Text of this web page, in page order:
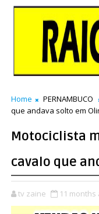
Home PERNAMBUCO
que andava solto em
Motociclista
cavalo que
tv zaine 11 months